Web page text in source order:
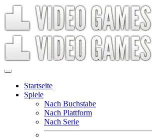
Startseite
Spiele
Nach Buchstabe
Nach Plattform
Nach Serie